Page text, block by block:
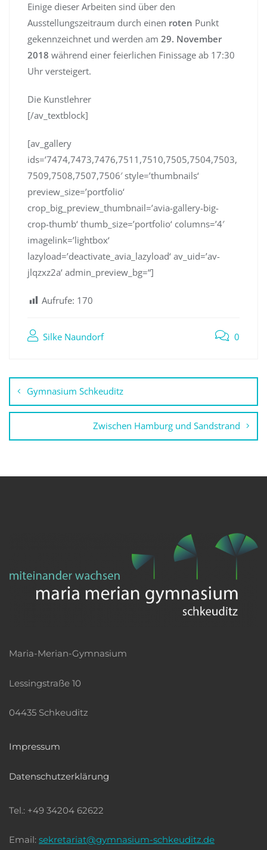
Einige dieser Arbeiten sind über den
Ausstellungszeitraum durch einen roten Punkt
gekennzeichnet und werden am 29. November
2018 während einer feierlichen Finissage ab 17:30
Uhr versteigert.
Die Kunstlehrer
[/av_textblock]
[av_gallery
ids=’7474,7473,7476,7511,7510,7505,7504,7503,
7509,7508,7507,7506′ style=’thumbnails‘
preview_size=’portfolio‘
crop_big_preview_thumbnail=’avia-gallery-big-
crop-thumb‘ thumb_size=’portfolio‘ columns=’4′
imagelink=’lightbox‘
lazyload=’deactivate_avia_lazyload‘ av_uid=’av-
jlqzxz2a‘ admin_preview_bg=“]
Aufrufe: 170
Silke Naundorf 0
Beitragsnavigation
Gymnasium Schkeuditz
Zwischen Hamburg und Sandstrand
Maria-Merian-Gymnasium
Lessingstraße 10
04435 Schkeuditz
Impressum
Datenschutzerklärung
Tel.: +49 34204 62622
Email: sekretariat@gymnasium-schkeuditz.de